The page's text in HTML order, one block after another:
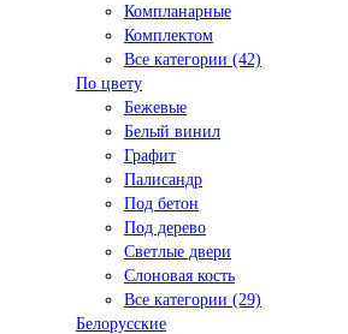
Компланарные
Комплектом
Все категории (42)
По цвету
Бежевые
Белый винил
Графит
Палисандр
Под бетон
Под дерево
Светлые двери
Слоновая кость
Все категории (29)
Белорусские